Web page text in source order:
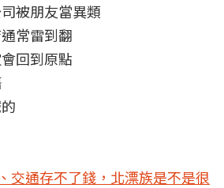
被朋友當異類
常雷到翻
回到原點
交通存不了錢，北漂族是不是很